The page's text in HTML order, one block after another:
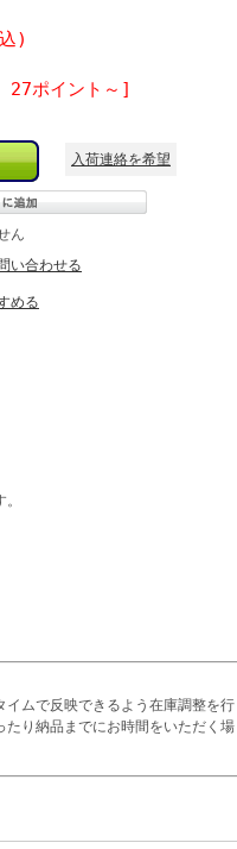
)
27ポイント～]
入荷連絡を希望
ん
い合わせる
める
ムで反映できるよう在庫調整を行
り納品までにお時間をいただく場